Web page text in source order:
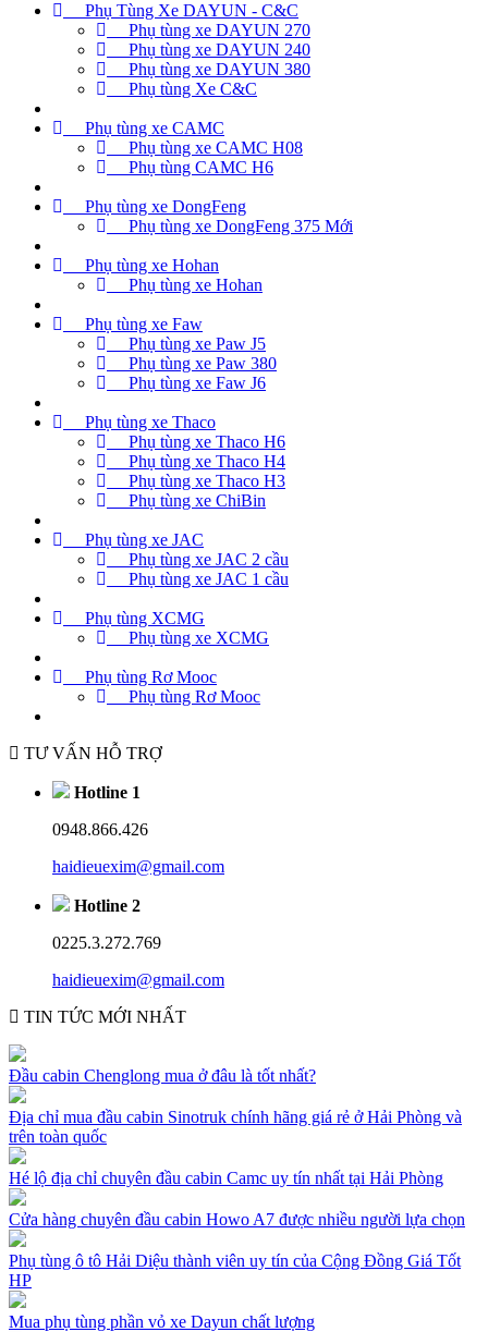
Phụ Tùng Xe DAYUN - C&C
Phụ tùng xe DAYUN 270
Phụ tùng xe DAYUN 240
Phụ tùng xe DAYUN 380
Phụ tùng Xe C&C
Phụ tùng xe CAMC
Phụ tùng xe CAMC H08
Phụ tùng CAMC H6
Phụ tùng xe DongFeng
Phụ tùng xe DongFeng 375 Mới
Phụ tùng xe Hohan
Phụ tùng xe Hohan
Phụ tùng xe Faw
Phụ tùng xe Paw J5
Phụ tùng xe Paw 380
Phụ tùng xe Faw J6
Phụ tùng xe Thaco
Phụ tùng xe Thaco H6
Phụ tùng xe Thaco H4
Phụ tùng xe Thaco H3
Phụ tùng xe ChiBin
Phụ tùng xe JAC
Phụ tùng xe JAC 2 cầu
Phụ tùng xe JAC 1 cầu
Phụ tùng XCMG
Phụ tùng xe XCMG
Phụ tùng Rơ Mooc
Phụ tùng Rơ Mooc
TƯ VẤN HỖ TRỢ
Hotline 1
0948.866.426
haidieuexim@gmail.com
Hotline 2
0225.3.272.769
haidieuexim@gmail.com
TIN TỨC MỚI NHẤT
Đầu cabin Chenglong mua ở đâu là tốt nhất?
Địa chỉ mua đầu cabin Sinotruk chính hãng giá rẻ ở Hải Phòng và
trên toàn quốc
Hé lộ địa chỉ chuyên đầu cabin Camc uy tín nhất tại Hải Phòng
Cửa hàng chuyên đầu cabin Howo A7 được nhiều người lựa chọn
Phụ tùng ô tô Hải Diệu thành viên uy tín của Cộng Đồng Giá Tốt
HP
Mua phụ tùng phần vỏ xe Dayun chất lượng